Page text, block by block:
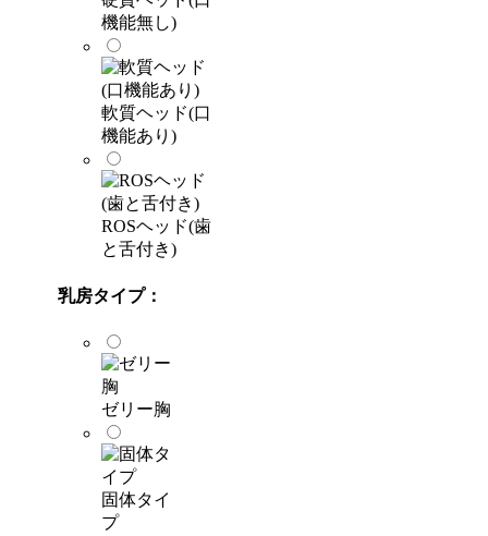
機能無し)
軟質ヘッド(口
機能あり)
ROSヘッド(歯
と舌付き)
乳房タイプ：
ゼリー胸
固体タイ
プ